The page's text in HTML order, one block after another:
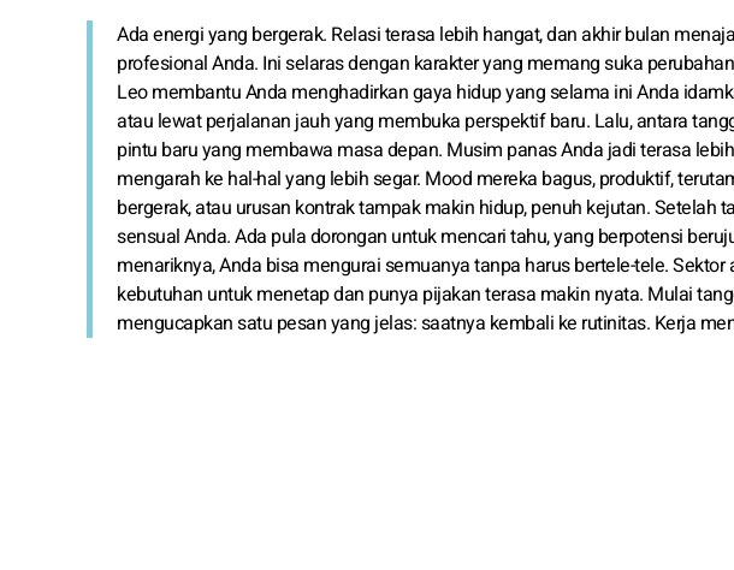
Ada energi yang bergerak. Relasi terasa lebih hangat, dan akhir bulan
profesional Anda. Ini selaras dengan karakter yang memang suka
Leo membantu Anda menghadirkan gaya hidup yang selama ini Anda
atau lewat perjalanan jauh yang membuka perspektif baru. Lalu, antara
pintu baru yang membawa masa depan. Musim panas Anda jadi terasa
mengarah ke hal-hal yang lebih segar. Mood mereka bagus, produktif,
bergerak, atau urusan kontrak tampak makin hidup, penuh kejutan. Setelah
sensual Anda. Ada pula dorongan untuk mencari tahu, yang berpotensi
menariknya, Anda bisa mengurai semuanya tanpa harus bertele-tele.
kebutuhan untuk menetap dan punya pijakan terasa makin nyata. Mulai
mengucapkan satu pesan yang jelas: saatnya kembali ke rutinitas. Kerja